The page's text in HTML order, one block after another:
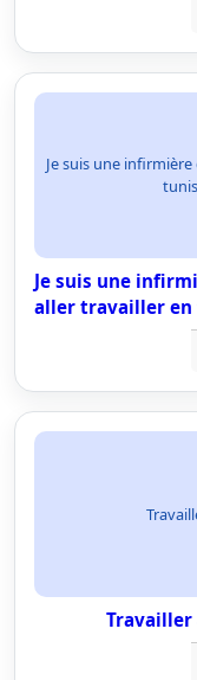
Je suis une
Je suis une
aller travailler
Travailler